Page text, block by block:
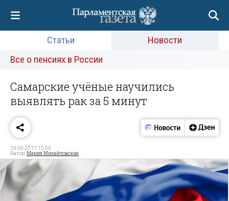
Статьи
Новости
Все о пенсиях в России
Самарские учёные научились
выявлять рак за 5 минут
29.09.2017 15:59
Автор: Мария Михайловская